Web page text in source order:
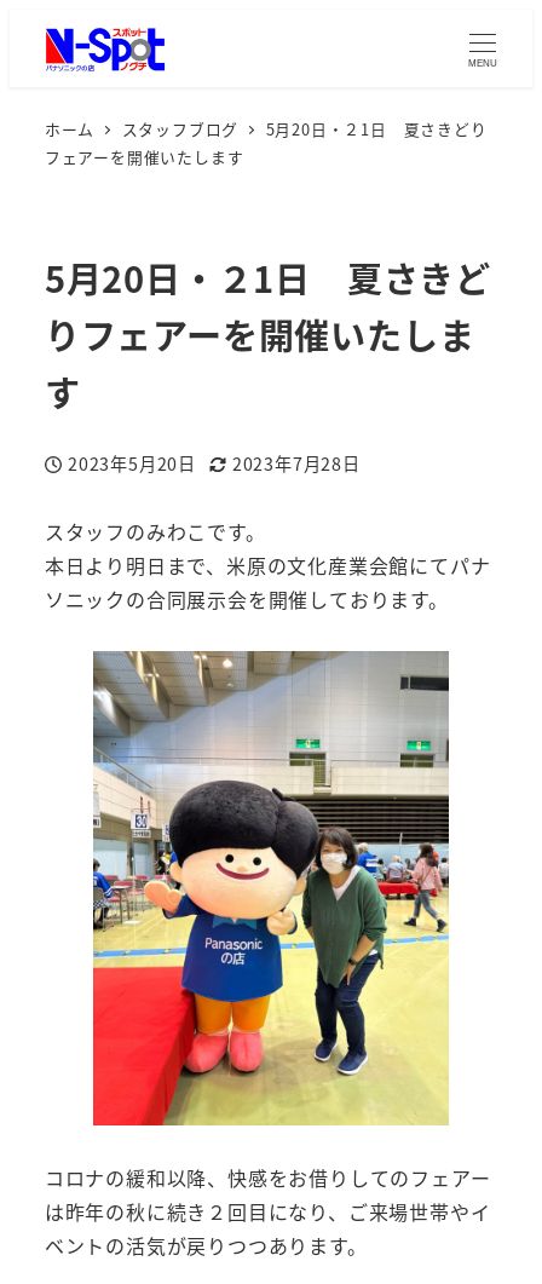
MENU
ホーム スタッフブログ
5月20日・２1日 夏さきどり
フェアーを開催いたします
5月20日・２1日 夏さきど
りフェアーを開催いたしま
す
投稿日
2023年5月20日
更新日
2023年7月28日
スタッフのみわこです。
本日より明日まで、米原の文化産業会館にてパナ
ソニックの合同展示会を開催しております。
コロナの緩和以降、快感をお借りしてのフェアー
は昨年の秋に続き２回目になり、ご来場世帯やイ
ベントの活気が戻りつつあります。